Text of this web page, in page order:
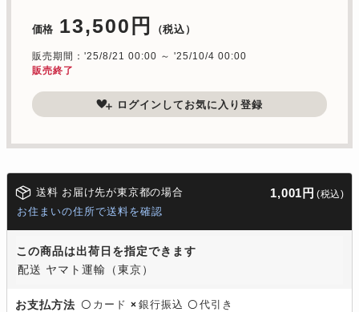
価格 13,500円 （税込）
販売期間：'25/8/21 00:00 ～ '25/10/4 00:00
販売終了
ログインしてお気に入り登録
送料 お届け先が東京都の場合 1,001円 (税込)
お住まいの住所で送料を確認
この商品は出荷日を指定できます
配送 ヤマト運輸（東京）
お支払方法 〇 カード × 銀行振込 〇 代引き